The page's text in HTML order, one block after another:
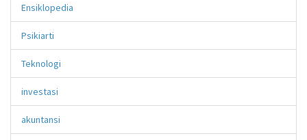
Ensiklopedia
Psikiarti
Teknologi
investasi
akuntansi